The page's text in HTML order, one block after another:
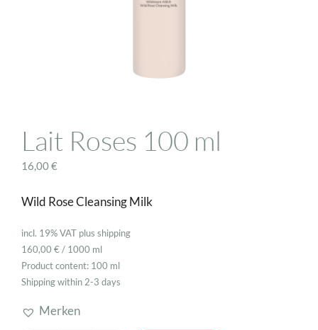
Lait Roses 100 ml
16,00€
Wild Rose Cleansing Milk
incl. 19% VAT plus shipping
160,00 € / 1000 ml
Product content: 100 ml
Shipping within 2-3 days
Merken